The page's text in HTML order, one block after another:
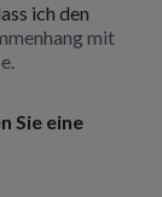
ich den
mit
Sie eine